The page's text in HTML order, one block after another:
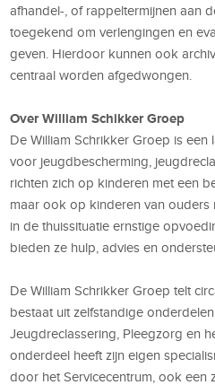
afhandel-, of rappeltermijnen aan
toegekend om verlengingen en
geven. Hierdoor kunnen ook
centraal worden afgedwongen.
Over William Schikker Groep
De William Schrikker Groep is een
voor jeugdbescherming,
richten zich op kinderen met een
maar ook op kinderen van ouders
in de thuissituatie ernstige
bieden ze hulp, advies en
De William Schrikker Groep telt
bestaat uit zelfstandige
Jeugdreclassering, Pleegzorg en
onderdeel heeft zijn eigen
door het Servicecentrum, ook een